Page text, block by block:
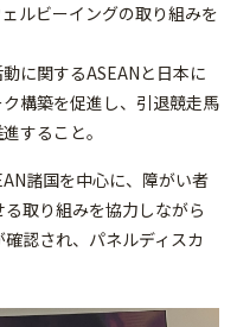
ルビーイングの取り組みを
に関するASEANと日本に
構築を促進し、引退競走馬
すること。
諸国を中心に、障がい者
取り組みを協力しながら
認され、パネルディスカ